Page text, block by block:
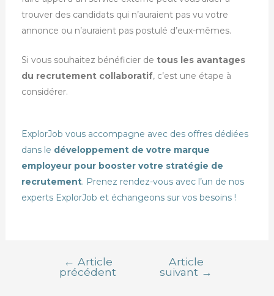
trouver des candidats qui n’auraient pas vu votre
annonce ou n’auraient pas postulé d’eux-mêmes.
Si vous souhaitez bénéficier de tous les avantages
du recrutement collaboratif, c’est une étape à
considérer.
ExplorJob vous accompagne avec des offres dédiées
dans le développement de votre marque
employeur pour booster votre stratégie de
recrutement. Prenez rendez-vous avec l’un de nos
experts ExplorJob et échangeons sur vos besoins !
← Article
précédent
Article
suivant →